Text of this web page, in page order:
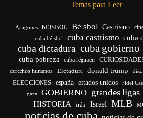
Temas para Leer
Apagones bÉISBOL Béisbol Castrismo cine
cuba béisbol cuba castrismo cuba
cuba dictadura cuba gobierno
cuba pobreza cuba régimen
derechos humanos Dictadura donald trump díaz
ELECCIONES españa estados unidos Fidel
gaza GOBIERNO grandes ligas
HISTORIA irán Israel MLB